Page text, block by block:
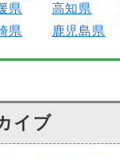
県 高知県
県 鹿児島県
イブ